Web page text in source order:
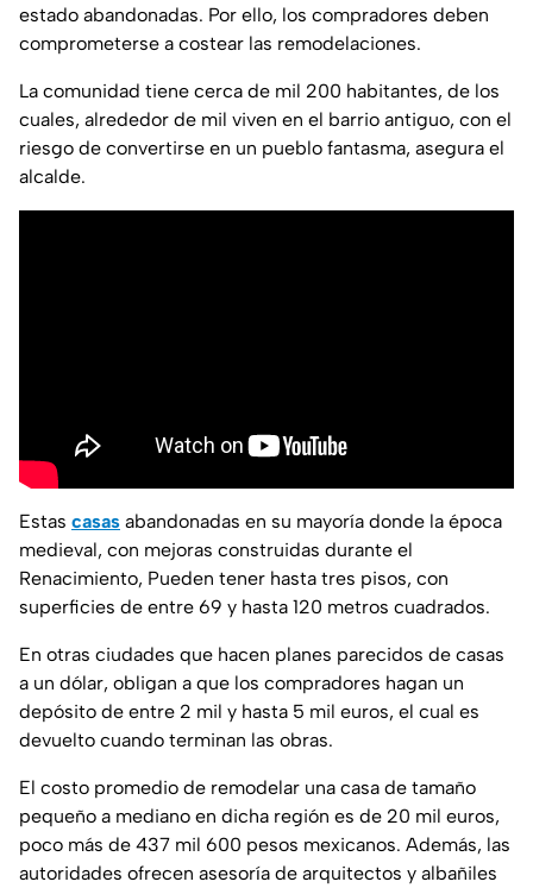
estado abandonadas. Por ello, los compradores deben
comprometerse a costear las remodelaciones.
La comunidad tiene cerca de mil 200 habitantes, de los
cuales, alrededor de mil viven en el barrio antiguo, con el
riesgo de convertirse en un pueblo fantasma, asegura el
alcalde.
Estas casas abandonadas en su mayoría donde la época
medieval, con mejoras construidas durante el
Renacimiento, Pueden tener hasta tres pisos, con
superficies de entre 69 y hasta 120 metros cuadrados.
En otras ciudades que hacen planes parecidos de casas
a un dólar, obligan a que los compradores hagan un
depósito de entre 2 mil y hasta 5 mil euros, el cual es
devuelto cuando terminan las obras.
El costo promedio de remodelar una casa de tamaño
pequeño a mediano en dicha región es de 20 mil euros,
poco más de 437 mil 600 pesos mexicanos. Además, las
autoridades ofrecen asesoría de arquitectos y albañiles